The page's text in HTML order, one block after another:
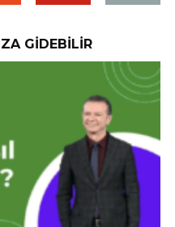
GIDEBILIR